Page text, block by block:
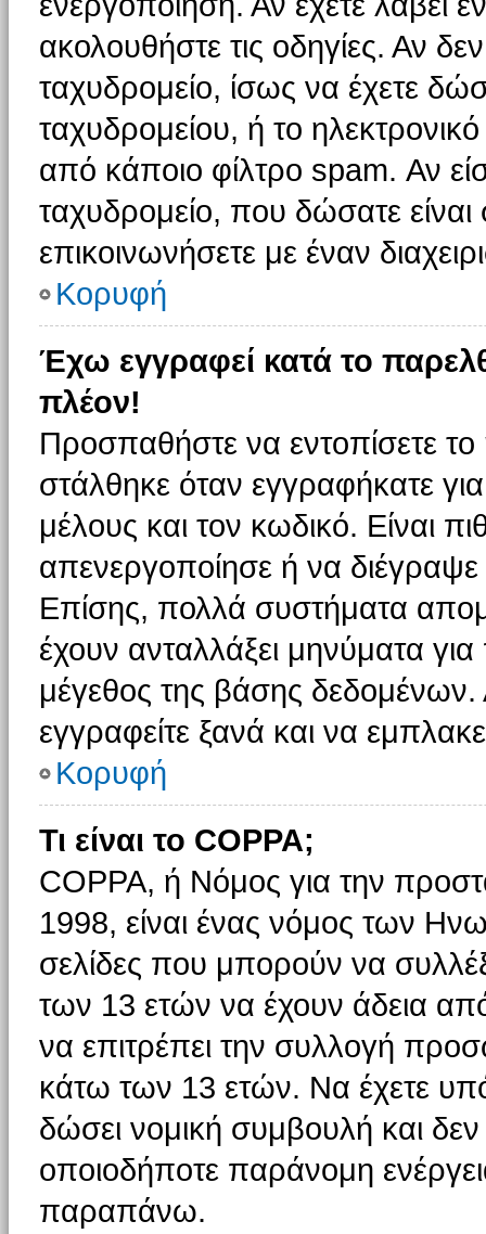
ακολουθήστε τις οδηγίες. Αν
ταχυδρομείο, ίσως να έχετε
ταχυδρομείου, ή το
από κάποιο φίλτρο spam. Αν
ταχυδρομείο, που δώσατε
επικοινωνήσετε με έναν
Κορυφή
Έχω εγγραφεί κατά το
πλέον!
Προσπαθήστε να εντοπίσετε
στάλθηκε όταν εγγραφήκατε
μέλους και τον κωδικό. Είναι
απενεργοποίησε ή να
Επίσης, πολλά συστήματα
έχουν ανταλλάξει μηνύματα
μέγεθος της βάσης
εγγραφείτε ξανά και να
Κορυφή
Τι είναι το COPPA;
COPPA, ή Νόμος για την
1998, είναι ένας νόμος των
σελίδες που μπορούν να
των 13 ετών να έχουν άδεια
να επιτρέπει την συλλογή
κάτω των 13 ετών. Να έχετε
δώσει νομική συμβουλή και δεν
οποιοδήποτε παράνομη
παραπάνω.